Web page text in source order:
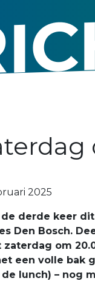
2025
de derde keer
Den Bosch.
om
een volle bak
lunch) – nog